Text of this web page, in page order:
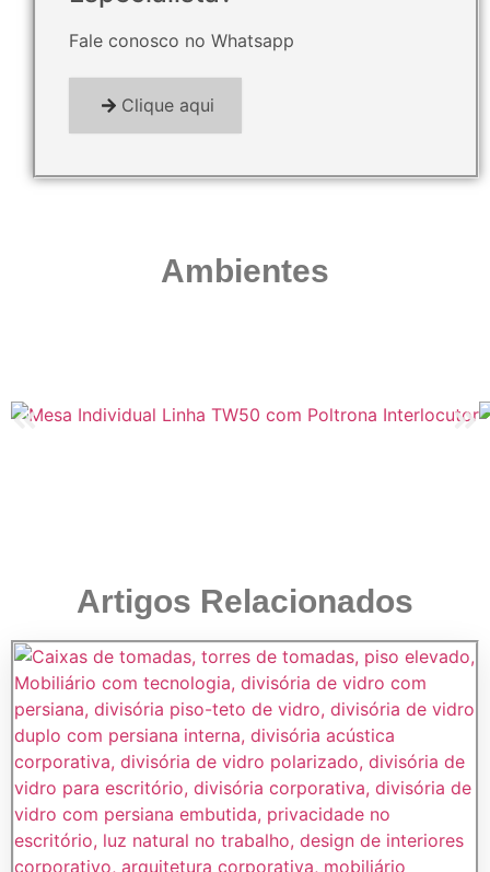
Fale conosco no Whatsapp
Clique aqui
Ambientes
Artigos Relacionados